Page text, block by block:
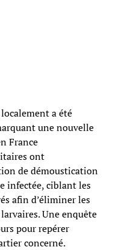
a été
une nouvelle
France
ont
de démoustication
infectée, ciblant les
afin d’éliminer les
Une enquête
pour repérer
concerné.